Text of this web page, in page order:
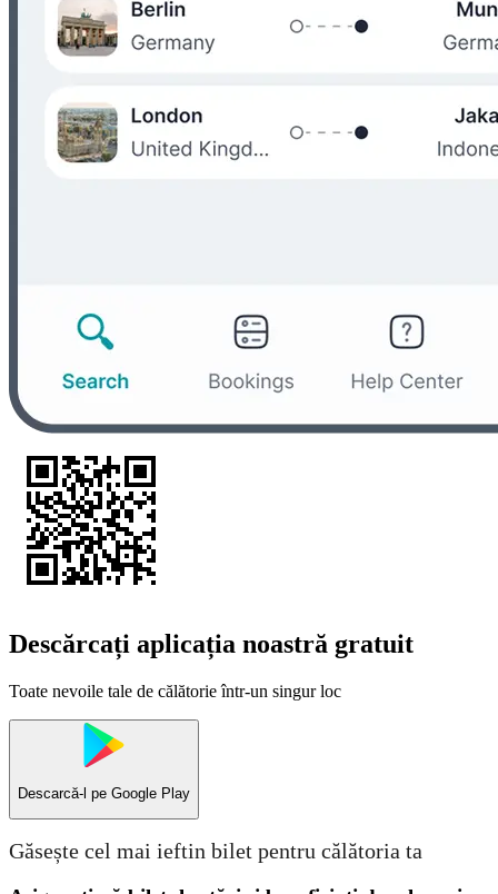
Descărcați aplicația noastră gratuit
Toate nevoile tale de călătorie într-un singur loc
Descarcă-l pe Google Play
Găsește cel mai ieftin bilet pentru călătoria ta